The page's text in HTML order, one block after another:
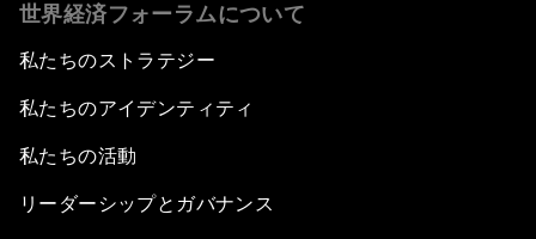
世界経済フォーラムについて
私たちのストラテジー
私たちのアイデンティティ
私たちの活動
リーダーシップとガバナンス